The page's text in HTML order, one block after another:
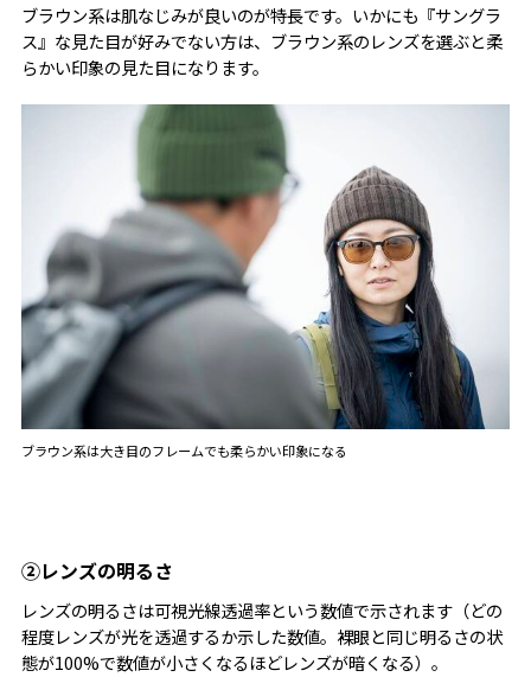
ブラウン系は大き目のフレームでも柔らかい印象になる
ブラウン系は肌なじみが良いのが特長です。いかにも『サングラ
ス』な見た目が好みでない方は、ブラウン系のレンズを選ぶと柔
らかい印象の見た目になります。
②レンズの明るさ
レンズの明るさは可視光線透過率という数値で示されます（どの
程度レンズが光を透過するか示した数値。裸眼と同じ明るさの状
態が100%で数値が小さくなるほどレンズが暗くなる）。